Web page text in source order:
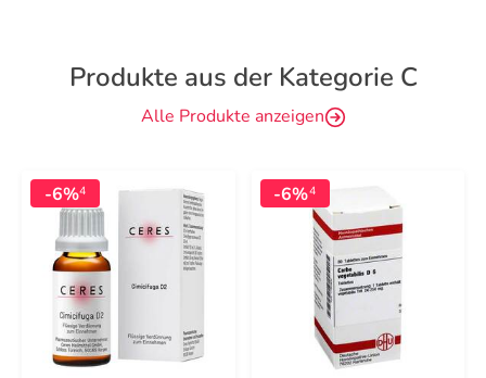
Produkte aus der Kategorie C
Alle Produkte anzeigen
-6%4 -6%4